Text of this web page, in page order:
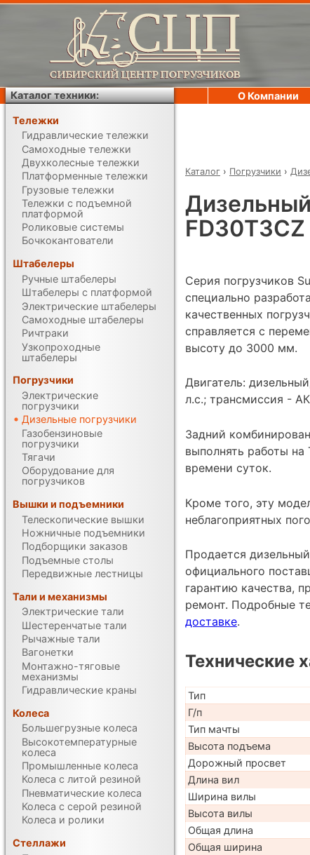
Каталог › Погрузчики ›
FD30T3CZ
Серия погрузчиков
специально
качественных
справляется с
высоту до 3000 мм.
Двигатель:
л.с.; трансмиссия -
Задний
выполнять работы на
времени суток.
Кроме того, эту
неблагоприятных
Продается
официального
гарантию качества,
ремонт. Подробные
доставке.
Технические
Тип
Г/п
Тип мачты
Высота подъема
Дорожный просвет
Длина вил
Ширина вилы
Высота вилы
Общая длина
Общая ширина
О Компании
Каталог техники:
Тележки
Гидравлические тележки
Самоходные тележки
Двухколесные тележки
Платформенные тележки
Грузовые тележки
Тележки с подъемной
платформой
Роликовые системы
Бочкокантователи
Штабелеры
Ручные штабелеры
Штабелеры с платформой
Электрические штабелеры
Самоходные штабелеры
Ричтраки
Узкопроходные
штабелеры
Погрузчики
Электрические
погрузчики
Дизельные погрузчики
Газобензиновые
погрузчики
Тягачи
Оборудование для
погрузчиков
Вышки и подъемники
Телескопические вышки
Ножничные подъемники
Подборщики заказов
Подъемные столы
Передвижные лестницы
Тали и механизмы
Электрические тали
Шестеренчатые тали
Рычажные тали
Вагонетки
Монтажно-тяговые
механизмы
Гидравлические краны
Колеса
Большегрузные колеса
Высокотемпературные
колеса
Промышленные колеса
Колеса с литой резиной
Пневматические колеса
Колеса с серой резиной
Колеса и ролики
Стеллажи